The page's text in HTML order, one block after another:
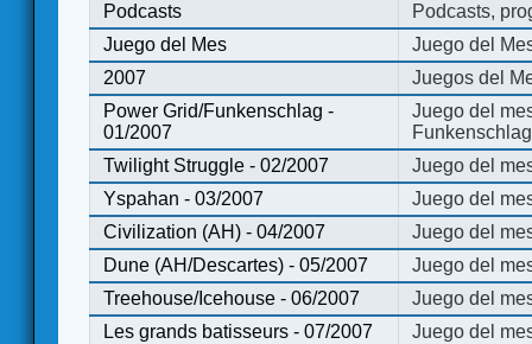
Podcasts
Podcasts,
Juego del Mes
Juego del
2007
Juegos del
Power Grid/Funkenschlag -
01/2007
Juego del
Twilight Struggle - 02/2007
Juego del
Yspahan - 03/2007
Juego del
Civilization (AH) - 04/2007
Juego del
Dune (AH/Descartes) - 05/2007
Juego del
Treehouse/Icehouse - 06/2007
Juego del
Les grands batisseurs - 07/2007
Juego del